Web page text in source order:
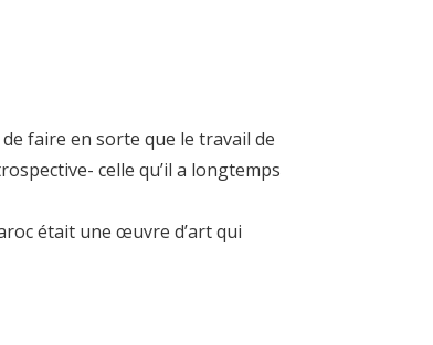
faire en sorte que le travail de
celle qu’il a longtemps
était une œuvre d’art qui